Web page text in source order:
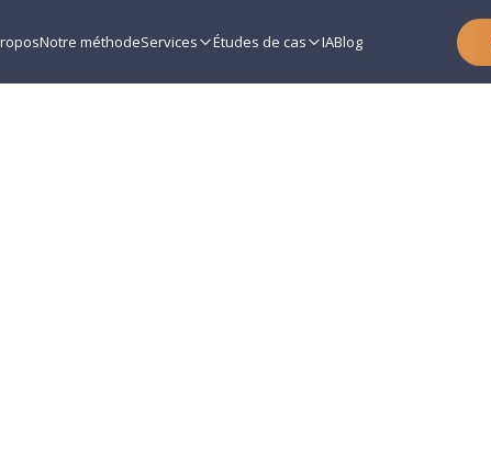
Notre méthodeServices Études de cas IABlog